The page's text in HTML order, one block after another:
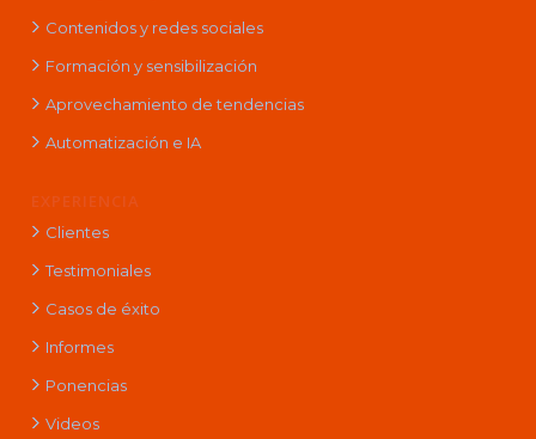
Contenidos y redes sociales
Formación y sensibilización
Aprovechamiento de tendencias
Automatización e IA
EXPERIENCIA
Clientes
Testimoniales
Casos de éxito
Informes
Ponencias
Videos